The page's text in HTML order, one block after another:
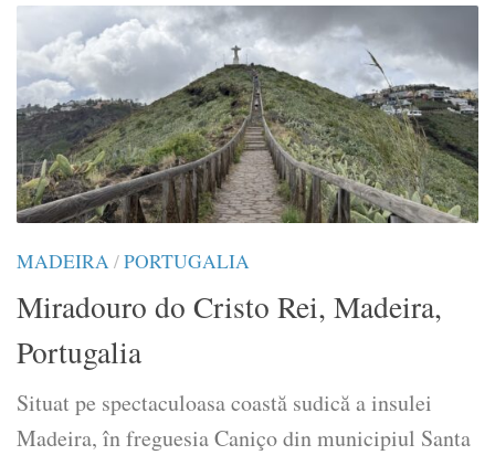
MADEIRA/PORTUGALIA
Miradouro do Cristo Rei, Madeira,
Portugalia
Situat pe spectaculoasa coastă sudică a insulei
Madeira, în freguesia Caniço din municipiul Santa